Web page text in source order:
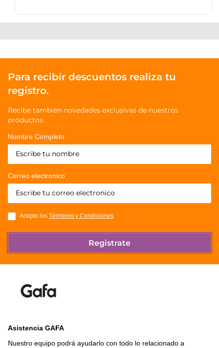
Para recibir descuentos realiza tu
registro.
Recibe también novedades exclusivas de nuestros
productos.
Nombre Completo
Correo electronico
Acepto los Términos y Condiciones
Registrate
Asistencia GAFA
Nuestro equipo podrá ayudarlo con todo lo relacionado a